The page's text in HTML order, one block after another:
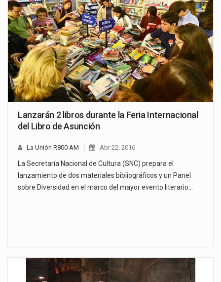
Lanzarán 2 libros durante la Feria Internacional
del Libro de Asunción
La Unión R800 AM Abr 22, 2016
La Secretaría Nacional de Cultura (SNC) prepara el
lanzamiento de dos materiales bibliográficos y un Panel
sobre Diversidad en el marco del mayor evento literario…